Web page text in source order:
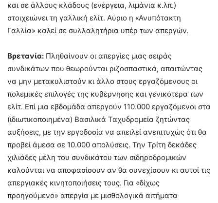
και σε άλλους κλάδους (ενέργεια, λιμάνια κ.λπ.)
στοιχειώνει τη γαλλική ελίτ. Αύριο η «Ανυπότακτη
Γαλλία» καλεί σε συλλαλητήρια υπέρ των απεργών.
Βρετανία: Πληθαίνουν οι απεργίες μιας σειράς
συνδικάτων που θεωρούνται ριζοσπαστικά, απαιτώντας
να μην μετακυλιστούν κι άλλο στους εργαζόμενους οι
πολεμικές επιλογές της κυβέρνησης και γενικότερα των
ελίτ. Επί μια εβδομάδα απεργούν 110.000 εργαζόμενοι στα
(ιδιωτικοποιημένα) Βασιλικά Ταχυδρομεία ζητώντας
αυξήσεις, με την εργοδοσία να απειλεί ανεπιτυχώς ότι θα
προβεί άμεσα σε 10.000 απολύσεις. Την Τρίτη δεκάδες
χιλιάδες μέλη του συνδικάτου των σιδηροδρομικών
καλούνται να αποφασίσουν αν θα συνεχίσουν κι αυτοί τις
απεργιακές κινητοποιήσεις τους. Για «δίχως
προηγούμενο» απεργία με μισθολογικά αιτήματα